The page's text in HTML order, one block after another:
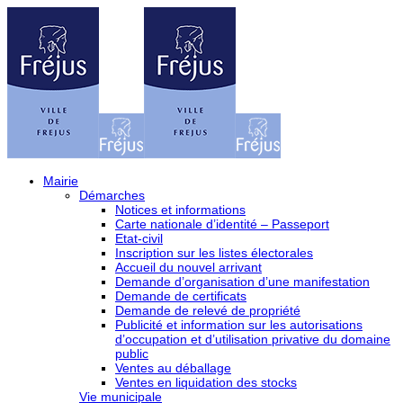
Mairie
Démarches
Notices et informations
Carte nationale d’identité – Passeport
Etat-civil
Inscription sur les listes électorales
Accueil du nouvel arrivant
Demande d’organisation d’une manifestation
Demande de certificats
Demande de relevé de propriété
Publicité et information sur les autorisations
d’occupation et d’utilisation privative du domaine
public
Ventes au déballage
Ventes en liquidation des stocks
Vie municipale